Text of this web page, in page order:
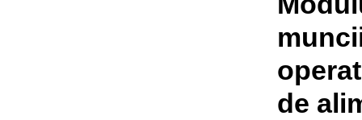
de